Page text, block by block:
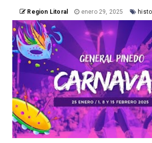
Region Litoral enero 29, 2025